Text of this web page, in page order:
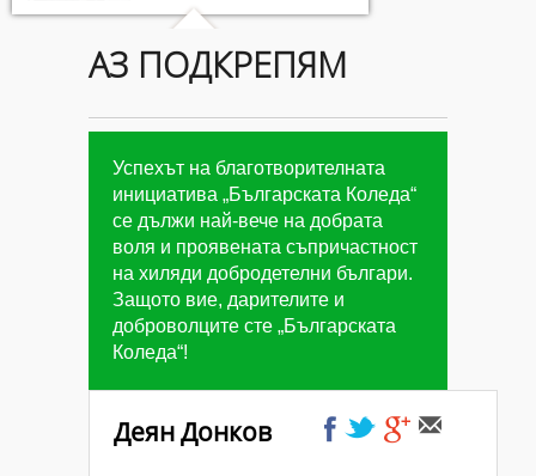
Цели на
Коледа"
Дарители на
"Българската
Коледа"2018/2019
г.
АЗ ПОДКРЕПЯМ
Успехът на благотворителната
инициатива „Българската Коледа“
се дължи най-вече на добрата
воля и проявената съпричастност
на хиляди добродетелни българи.
Защото вие, дарителите и
доброволците сте „Българската
Коледа“!
Деян Донков